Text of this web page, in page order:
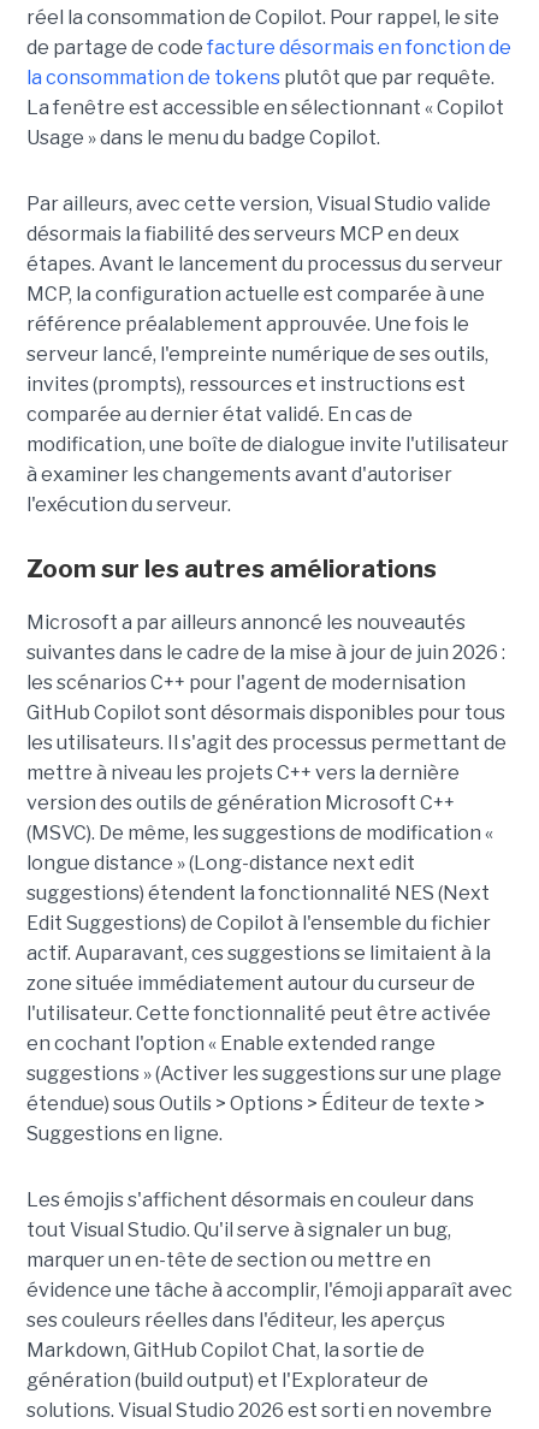
réel la consommation de Copilot. Pour rappel, le site
de partage de code facture désormais en fonction de
la consommation de tokens plutôt que par requête.
La fenêtre est accessible en sélectionnant « Copilot
Usage » dans le menu du badge Copilot.
Par ailleurs, avec cette version, Visual Studio valide
désormais la fiabilité des serveurs MCP en deux
étapes. Avant le lancement du processus du serveur
MCP, la configuration actuelle est comparée à une
référence préalablement approuvée. Une fois le
serveur lancé, l'empreinte numérique de ses outils,
invites (prompts), ressources et instructions est
comparée au dernier état validé. En cas de
modification, une boîte de dialogue invite l'utilisateur
à examiner les changements avant d'autoriser
l'exécution du serveur.
Zoom sur les autres améliorations
Microsoft a par ailleurs annoncé les nouveautés
suivantes dans le cadre de la mise à jour de juin 2026 :
les scénarios C++ pour l'agent de modernisation
GitHub Copilot sont désormais disponibles pour tous
les utilisateurs. Il s'agit des processus permettant de
mettre à niveau les projets C++ vers la dernière
version des outils de génération Microsoft C++
(MSVC). De même, les suggestions de modification «
longue distance » (Long-distance next edit
suggestions) étendent la fonctionnalité NES (Next
Edit Suggestions) de Copilot à l'ensemble du fichier
actif. Auparavant, ces suggestions se limitaient à la
zone située immédiatement autour du curseur de
l'utilisateur. Cette fonctionnalité peut être activée
en cochant l'option « Enable extended range
suggestions » (Activer les suggestions sur une plage
étendue) sous Outils > Options > Éditeur de texte >
Suggestions en ligne.
Les émojis s'affichent désormais en couleur dans
tout Visual Studio. Qu'il serve à signaler un bug,
marquer un en-tête de section ou mettre en
évidence une tâche à accomplir, l'émoji apparaît avec
ses couleurs réelles dans l'éditeur, les aperçus
Markdown, GitHub Copilot Chat, la sortie de
génération (build output) et l'Explorateur de
solutions. Visual Studio 2026 est sorti en novembre